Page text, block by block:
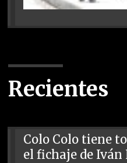
Recientes
Colo Colo tiene
el fichaje de Iván